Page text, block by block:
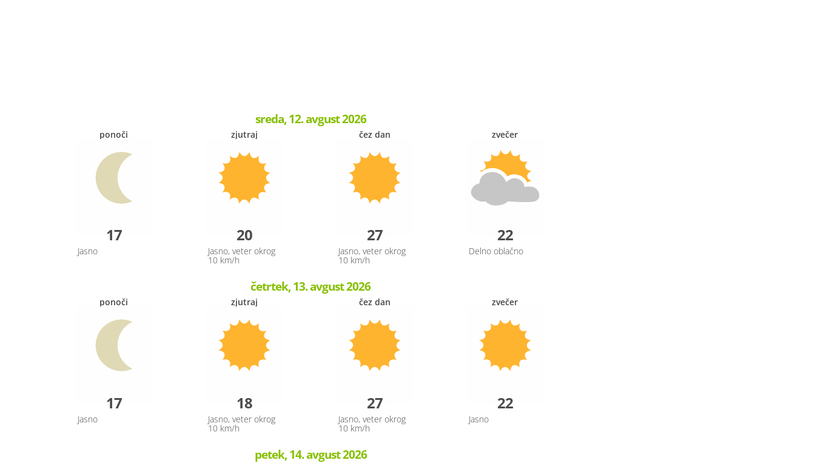
sreda, 12. avgust 2026
ponoči
17
Jasno
zjutraj
20
Jasno, veter okrog
10 km/h
čez dan
27
Jasno, veter okrog
10 km/h
zvečer
22
Delno oblačno
četrtek, 13. avgust 2026
ponoči
17
Jasno
zjutraj
18
Jasno, veter okrog
10 km/h
čez dan
27
Jasno, veter okrog
10 km/h
zvečer
22
Jasno
petek, 14. avgust 2026